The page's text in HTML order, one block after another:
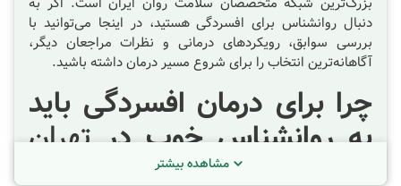
دنبال روانشناس برای افسردگی هستید، در اینجا می‌توانید با
بررسی سوابق، رویکردهای درمانی و نظرات مراجعان دیگر،
آگاهانه‌ترین انتخاب را برای شروع مسیر درمان داشته باشید.
چرا برای درمان افسردگی باید
به روانشناس خوب در تهران
مراجعه کنیم؟
مشاهده بیشتر